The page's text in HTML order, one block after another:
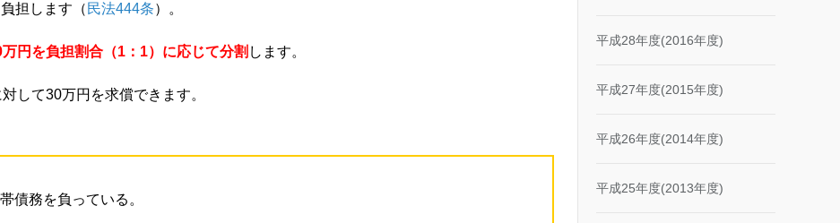
担します（ 民法444条）。
円を負担割合（1：1）に応じて分割 します。
して30万円を求償できます。
債務を負っている。
平成28年度(2016年度)
平成27年度(2015年度)
平成26年度(2014年度)
平成25年度(2013年度)